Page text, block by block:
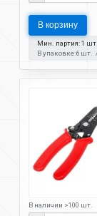
В корзину
Мин. партия: 1 шт.
В упаковке:6 шт.
В наличии >100 шт.